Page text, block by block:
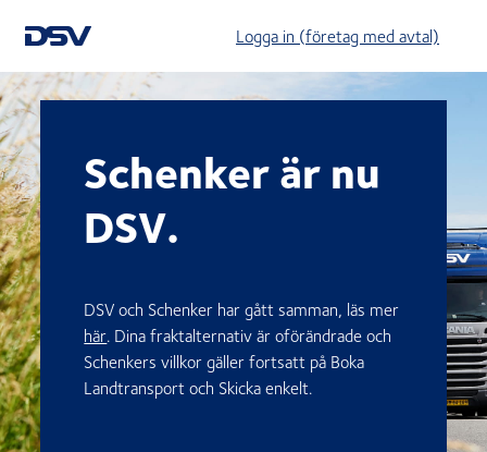
Logga in (företag med avtal)
Schenker är nu
DSV.
DSV och Schenker har gått samman, läs mer
här. Dina fraktalternativ är oförändrade och
Schenkers villkor gäller fortsatt på Boka
Landtransport och Skicka enkelt.